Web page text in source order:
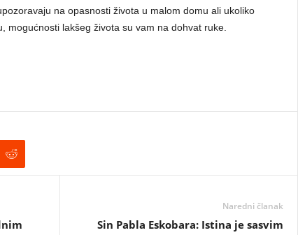
na opasnosti života u malom domu ali ukoliko
mogućnosti lakšeg života su vam na dohvat ruke.
Naredni članak
Sin Pabla Eskobara: Istina je sasvim